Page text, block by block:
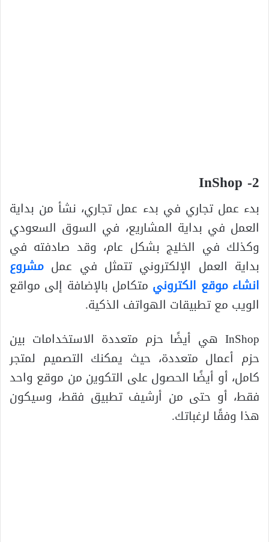
2- InShop
بدء عمل تجاري في بدء عمل تجاري، نشأ من بداية
العمل في بداية المشاريع، في السوق السعودي
وكذلك في الخليج بشكل عام، وقد صادفته في
بداية العمل الإلكتروني تتمثل في عمل مشروع
انشاء موقع الكتروني متكامل بالإضافة إلى مواقع
الويب مع تطبيقات الهواتف الذكية.
InShop هي أيضًا حزم متعددة الاستخدامات بين
حزم أعمال متعددة، حيث يمكنك التصميم لمتجر
كامل، أو أيضًا الحصول على التكوين من موقع واحد
فقط، أو حتى من أرشيف تطبيق فقط، وسيكون
هذا وفقًا لرغباتك.